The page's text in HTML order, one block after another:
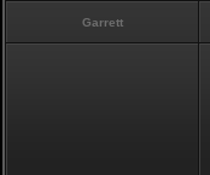
Garrett